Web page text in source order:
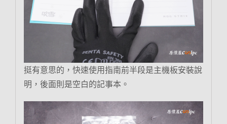
挺有意思的，快速使用指南前半段是主機板安裝說
明，後面則是空白的記事本。